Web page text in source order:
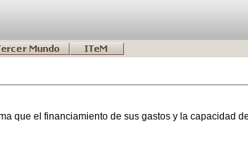
que el financiamiento de sus gastos y la capacidad